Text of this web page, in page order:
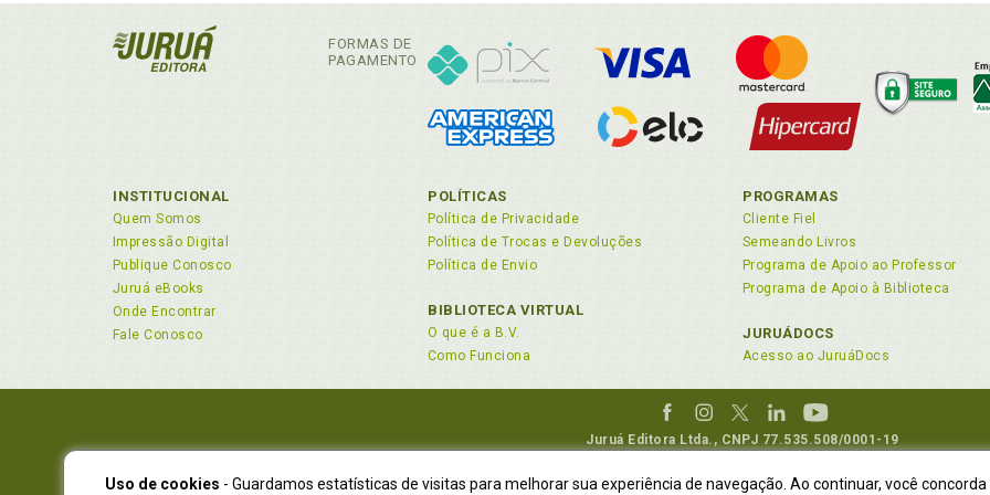
I
Ingerência do Estado, p. 22
Invasão civil. Outras posições, p. 137
Invasão civil. Por um final feliz, p. 137
Invasão civil. Procedimento, p. 135
Invenção da propriedade privada moderna, p. 25
Isonomia. Efetividade das leis e isonomia, p. 101
Latifúndio, p. 23
FORMAS DE
PAGAMENTO
INSTITUCIONAL
Quem Somos
Impressão Digital
Publique Conosco
Juruá eBooks
Onde Encontrar
Fale Conosco
POLÍTICAS
Política de Privacidade
Política de Trocas e Devoluções
Política de Envio
BIBLIOTECA VIRTUAL
O que é a B.V.
Como Funciona
PROGRAMAS
Cliente Fiel
Semeando Livros
Programa de Apoio ao Professor
Programa de Apoio à Biblioteca
JURUÁDOCS
Acesso ao JuruáDocs
Juruá Editora Ltda., CNPJ 77.535.508/0001-19
NOVO ENDEREÇO:R. Flávio Dallegrave, 7665, São Lourenço |Curitiba - Paraná - CEP
Uso de cookies - Guardamos estatísticas de visitas para melhorar sua experiência de navegação. Ao continuar, você concorda